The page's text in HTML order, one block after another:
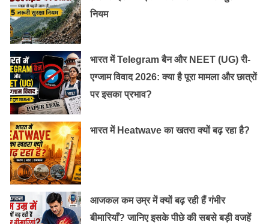
नियम
भारत में Telegram बैन और NEET (UG) री-
एग्जाम विवाद 2026: क्या है पूरा मामला और छात्रों
पर इसका प्रभाव?
भारत में Heatwave का खतरा क्यों बढ़ रहा है?
आजकल कम उम्र में क्यों बढ़ रही हैं गंभीर
बीमारियाँ? जानिए इसके पीछे की सबसे बड़ी वजहें